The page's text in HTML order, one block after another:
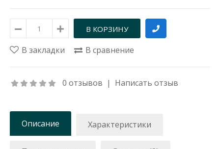
В закладки В сравнение
0 отзывов | Написать отзыв
Описание Характеристики